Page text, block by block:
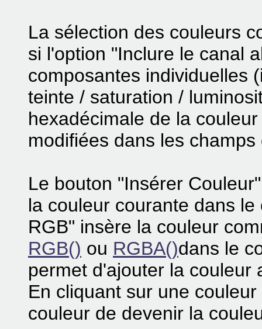
La sélection des couleurs
si l'option "Inclure le canal
composantes individuelles
teinte / saturation /
hexadécimale de la
modifiées dans les champs
Le bouton "Insérer
la couleur courante dans
RGB" insère la couleur
RGB() ou RGBA()dans le
permet d'ajouter la couleur
En cliquant sur une
couleur de devenir la